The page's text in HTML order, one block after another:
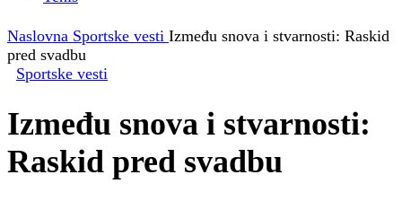
Naslovna Sportske vesti Između snova i stvarnosti: Raskid
pred svadbu
Sportske vesti
Između snova i stvarnosti:
Raskid pred svadbu